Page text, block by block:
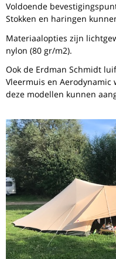
Voldoende
Stokken en haringen
Materiaalopties zijn
nylon (80 gr/m2).
Ook de Erdman Schmidt
Vleermuis en Aerodynamic
deze modellen kunnen